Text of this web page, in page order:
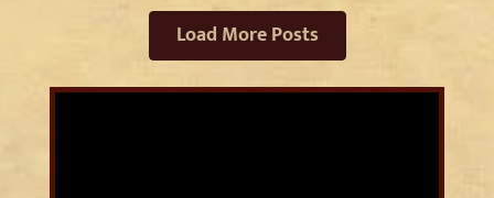
Load More Posts